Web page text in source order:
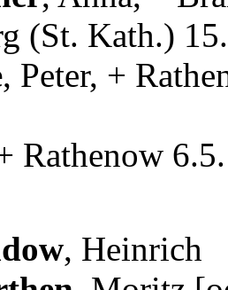
(St. Kath.)
, Peter, +
, Heinrich